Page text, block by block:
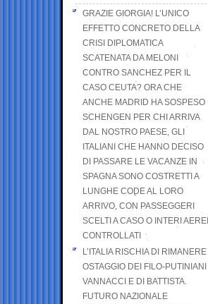
GRAZIE GIORGIA! L’UNICO
EFFETTO CONCRETO DELLA
CRISI DIPLOMATICA
SCATENATA DA MELONI
CONTRO SANCHEZ PER IL
CASO CEUTA? ORA CHE
ANCHE MADRID HA SOSPESO
SCHENGEN PER CHI ARRIVA
DAL NOSTRO PAESE, GLI
ITALIANI CHE HANNO DECISO
DI PASSARE LE VACANZE IN
SPAGNA SONO COSTRETTI A
LUNGHE CODE AL LORO
ARRIVO, CON PASSEGGERI
SCELTI A CASO O INTERI AEREI
CONTROLLATI
L’ITALIA RISCHIA DI RIMANERE
OSTAGGIO DEI FILO-PUTINIANI
VANNACCI E DI BATTISTA.
FUTURO NAZIONALE